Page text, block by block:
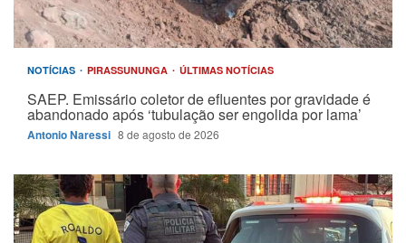
NOTÍCIAS PIRASSUNUNGA ÚLTIMAS NOTÍCIAS
SAEP. Emissário coletor de efluentes por gravidade é
abandonado após ‘tubulação ser engolida por lama’
Antonio Naressi 8 de agosto de 2026